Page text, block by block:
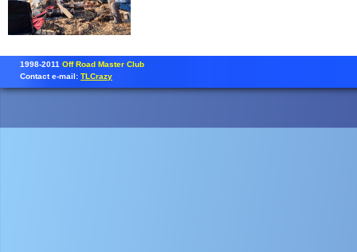
1998-2011 Off Road Master Club
Contact e-mail: TLCrazy